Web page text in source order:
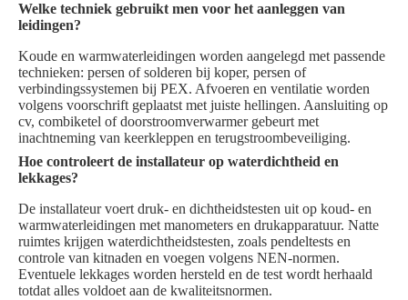
Welke techniek gebruikt men voor het aanleggen van
leidingen?
Koude en warmwaterleidingen worden aangelegd met passende
technieken: persen of solderen bij koper, persen of
verbindingssystemen bij PEX. Afvoeren en ventilatie worden
volgens voorschrift geplaatst met juiste hellingen. Aansluiting op
cv, combiketel of doorstroomverwarmer gebeurt met
inachtneming van keerkleppen en terugstroombeveiliging.
Hoe controleert de installateur op waterdichtheid en
lekkages?
De installateur voert druk- en dichtheidstesten uit op koud- en
warmwaterleidingen met manometers en drukapparatuur. Natte
ruimtes krijgen waterdichtheidstesten, zoals pendeltests en
controle van kitnaden en voegen volgens NEN-normen.
Eventuele lekkages worden hersteld en de test wordt herhaald
totdat alles voldoet aan de kwaliteitsnormen.